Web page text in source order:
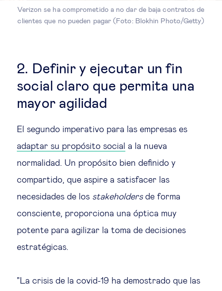
Verizon se ha comprometido a no dar de baja contratos de
clientes que no pueden pagar (Foto: Blokhin Photo/Getty)
2. Definir y ejecutar un fin
social claro que permita una
mayor agilidad
El segundo imperativo para las empresas es
adaptar su propósito social a la nueva
normalidad. Un propósito bien definido y
compartido, que aspire a satisfacer las
necesidades de los stakeholdersde forma
consciente, proporciona una óptica muy
potente para agilizar la toma de decisiones
estratégicas.
"La crisis de la covid-19 ha demostrado que las